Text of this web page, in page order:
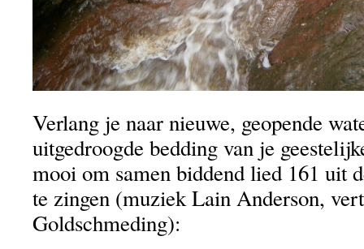
Verlang je naar nieuwe, geopende
uitgedroogde bedding van je
mooi om samen biddend lied 161 uit
te zingen (muziek Lain Anderson,
Goldschmeding):